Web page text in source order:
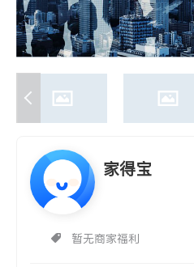
家得宝
暂无商家福利